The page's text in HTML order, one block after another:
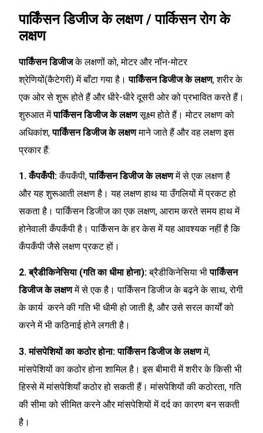
पार्किंसन डिजीज के लक्षण / पार्किसन रोग के
लक्षण
पार्किंसन डिजीजके लक्षणों को, मोटर और नॉन-मोटर
श्रेणियों(कैटेगरी) में बाँटा गया है।पार्किंसन डिजीज के लक्षण, शरीर के
एक ओर से शुरू होते हैं और धीरे-धीरे दूसरी ओर को प्रभावित करते हैं।
शुरुआत मेंपार्किंसन डिजीज के लक्षणसूक्ष्म होते हैं। मोटर लक्षण को
अधिकांश,पार्किंसन डिजीज के लक्षणमाने जाते हैं और वह लक्षण इस
प्रकार हैं:
1. कँपकँपी:कँपकँपी,पार्किंसन डिजीज के लक्षणमें से एक लक्षण है
और यह शुरूआती लक्षण है। यह लक्षण हाथ या उँगलियों में प्रकट हो
सकता है। पार्किंसन डिजीज का एक लक्षण, आराम करते समय हाथ में
होनेवाली कँपकँपी है। पार्किंसन के हर केस में यह आवश्यक नहीं है कि
कँपकँपी जैसे लक्षण प्रकट हों।
2. ब्रैडीकिनेसिया (गति का धीमा होना):ब्रैडीकिनेसिया भीपार्किंसन
डिजीज के लक्षणमें से एक है। पार्किंसन डिजीज के बढ़ने के साथ, रोगी
के कार्य करने की गति भी धीमी हो जाती है, और उसे सरल कार्यों को
करने में भी कठिनाई होने लगती है।
3. मांसपेशियों का कठोर होना: पार्किंसन डिजीज के लक्षणमें,
मांसपेशियों का कठोर होना शामिल है। इस बीमारी में शरीर के किसी भी
हिस्से में मांसपेशियाँ कठोर हो सकती हैं। मांसपेशियों की कठोरता, गति
की सीमा को सीमित करने और मांसपेशियों में दर्द का कारण बन सकती
है।